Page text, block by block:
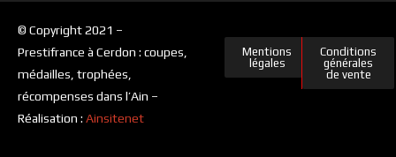
© Copyright 2021 –
Prestifrance à Cerdon : coupes,
médailles, trophées,
récompenses dans l’Ain –
Réalisation : Ainsitenet
Mentions
légales
Conditions
générales
de vente